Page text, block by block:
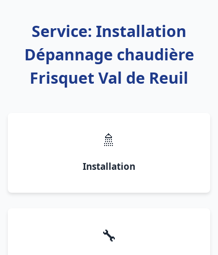
Service: Installation
Dépannage chaudière
Frisquet Val de Reuil
🚿
Installation
🔧